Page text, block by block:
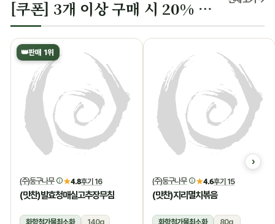
[쿠폰] 3개 이상 구매 시 20% 할인
👑판매 1위
(주)둥구나무 ★4.8후기 16
(맛찬)발효청매실고추장무침
화학첨가물최소화
140g
(주)둥구나무 ★4.6후기 15
(맛찬)지리멸치볶음
화학첨가물최소화
80g